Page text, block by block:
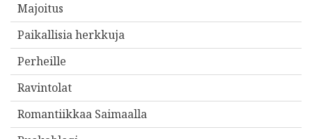
Majoitus
Paikallisia herkkuja
Perheille
Ravintolat
Romantiikkaa Saimaalla